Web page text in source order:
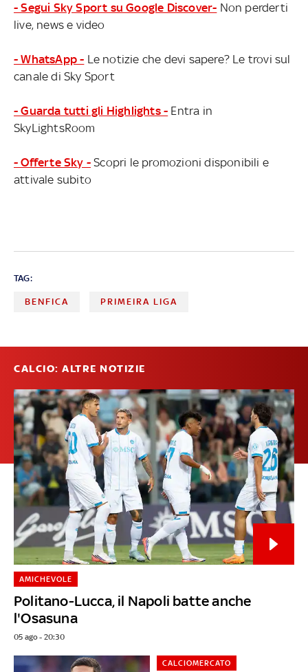
- Segui Sky Sport su Google Discover- Non perderti
live, news e video
- WhatsApp - Le notizie che devi sapere? Le trovi sul
canale di Sky Sport
- Guarda tutti gli Highlights - Entra in
SkyLightsRoom
- Offerte Sky - Scopri le promozioni disponibili e
attivale subito
TAG:
BENFICA PRIMEIRA LIGA
CALCIO: ALTRE NOTIZIE
Politano-Lucca, il Napoli batte anche
l'Osasuna
AMICHEVOLE
05 ago - 20:30
CALCIOMERCATO